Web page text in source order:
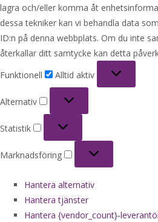
lagra och/eller komma åt
dessa tekniker kan vi behandla data
ID:n på denna webbplats. Om du inte
återkallar ditt samtycke kan detta
Funktionell
Alltid aktiv
Alternativ
Statistik
Marknadsföring
Hantera alternativ
Hantera tjänster
Hantera {vendor_count}-